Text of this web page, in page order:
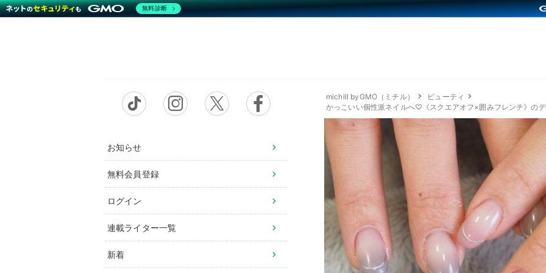
お知らせ
無料会員登録
ログイン
連載ライター一覧
新着
michill byGMO（ミチル）
ビューティ
かっこいい個性派ネイルへ♡《スクエアオフ×囲みフレンチ》の
無料診断